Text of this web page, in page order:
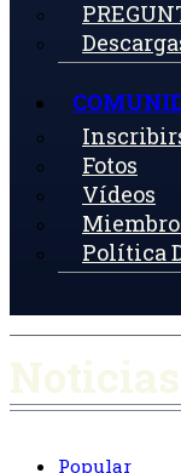
Fotos
Vídeos
Política
Popular